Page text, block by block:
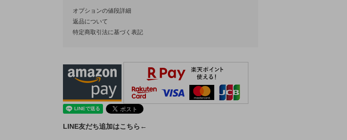
オプションの値段詳細
返品について
特定商取引法に基づく表記
LINE友だち追加はこちら←